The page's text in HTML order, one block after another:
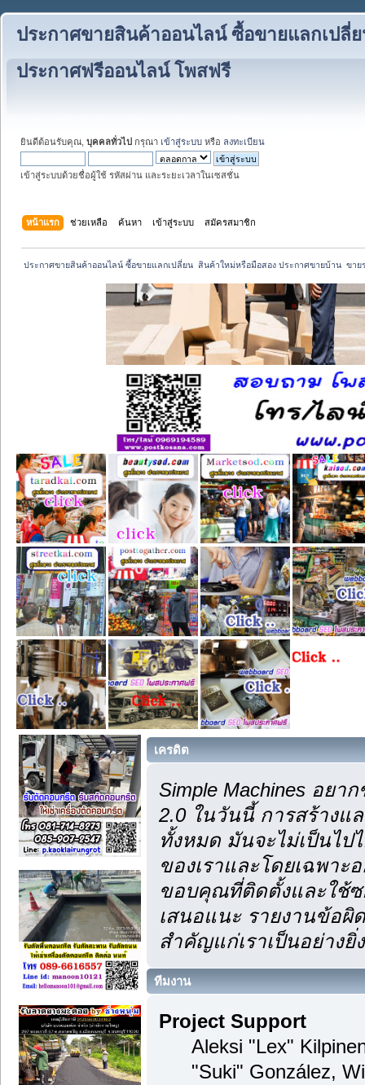
ประกาศขายสินค้าออนไลน์ ซื้อขายแลกเปลี่
ประกาศฟรีออนไลน์ โพสฟรี
ยินดีต้อนรับคุณ, บุคคลทั่วไป กรุณา เข้าสู่ระบบ หรือ ลงทะเบียน
เข้าสู่ระบบด้วยชื่อผู้ใช้ รหัสผ่าน และระยะเวลาในเซสชั่น
หน้าแรก ช่วยเหลือ ค้นหา เข้าสู่ระบบ สมัครสมาชิก
ประกาศขายสินค้าออนไลน์ ซื้อขายแลกเปลี่ยน  สินค้าใหม่หรือมือสอง ประกาศขายบ้าน  ขา
เครดิต
Simple Machines อย
2.0 ในวันนี้ การสร้างแ
ทั้งหมด มันจะไม่เป็นไป
ของเราและโดยเฉพาะ
ขอบคุณที่ติดตั้งและใช้ซ
เสนอแนะ รายงานข้อผิ
สำคัญแก่เราเป็นอย่างยิ่ง
ทีมงาน
Project Support
Aleksi "Lex"
"Suki" González,